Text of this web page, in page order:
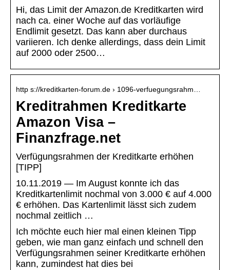
Hi, das Limit der Amazon.de Kreditkarten wird
nach ca. einer Woche auf das vorläufige
Endlimit gesetzt. Das kann aber durchaus
variieren. Ich denke allerdings, dass dein Limit
auf 2000 oder 2500…
http s://kreditkarten-forum.de › 1096-verfuegungsrahm…
Kreditrahmen Kreditkarte
Amazon Visa –
Finanzfrage.net
Verfügungsrahmen der Kreditkarte erhöhen
[TIPP]
10.11.2019 — Im August konnte ich das
Kreditkartenlimit nochmal von 3.000 € auf 4.000
€ erhöhen. Das Kartenlimit lässt sich zudem
nochmal zeitlich …
Ich möchte euch hier mal einen kleinen Tipp
geben, wie man ganz einfach und schnell den
Verfügungsrahmen seiner Kreditkarte erhöhen
kann, zumindest hat dies bei